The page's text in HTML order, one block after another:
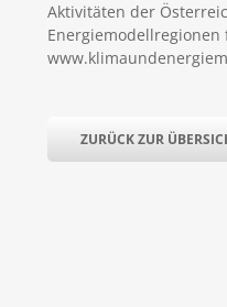
Aktivitäten der
ZURÜCK ZUR